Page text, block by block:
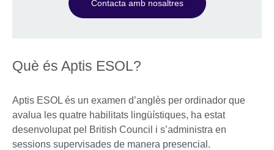
Contacta amb nosaltres
Què és Aptis ESOL?
Aptis ESOL és un examen d’anglès per ordinador que
avalua les quatre habilitats lingüístiques, ha estat
desenvolupat pel British Council i s’administra en
sessions supervisades de manera presencial.